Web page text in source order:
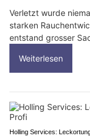
Verletzt wurde
starken
entstand grosser
Weiterlesen
Holling Services: